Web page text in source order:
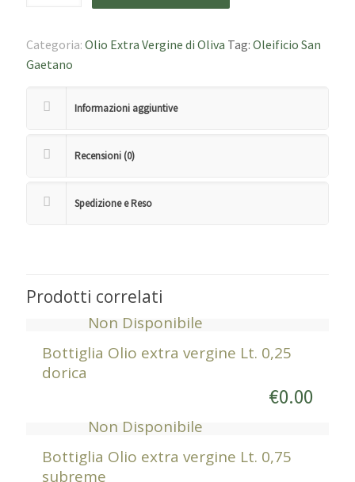
Categoria: Olio Extra Vergine di Oliva Tag: Oleificio San
Gaetano
Informazioni aggiuntive
Recensioni (0)
Spedizione e Reso
Prodotti correlati
Non Disponibile
Bottiglia Olio extra vergine Lt. 0,25
dorica
€0.00
Non Disponibile
Bottiglia Olio extra vergine Lt. 0,75
subreme